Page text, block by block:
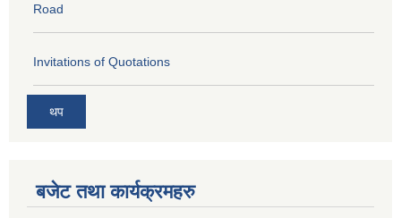
Road
Invitations of Quotations
थप
बजेट तथा कार्यक्रमहरु